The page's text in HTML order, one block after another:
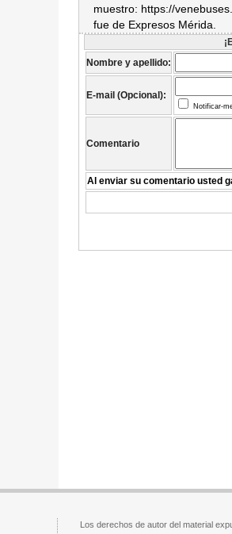
muestro: https://
fue de Expresos Mérida.
Nombre y apellido:
E-mail (Opcional):
Notificar-
Comentario
Al enviar su comentario usted
Los derechos de autor del material